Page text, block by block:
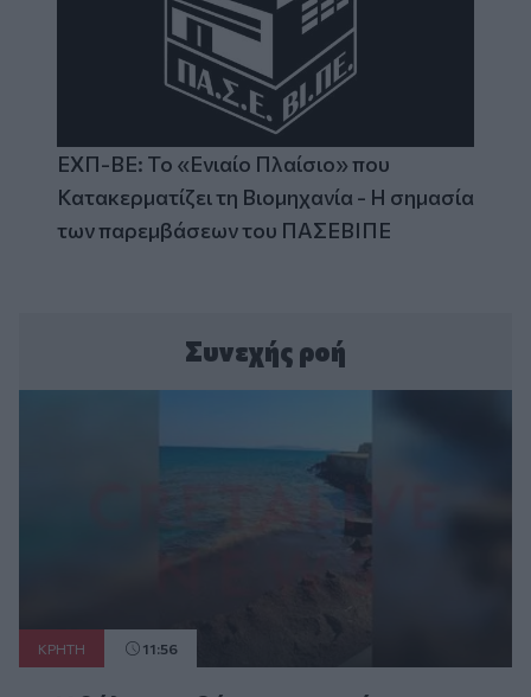
ΕΧΠ-ΒΕ: Το «Ενιαίο Πλαίσιο» που
Κατακερματίζει τη Βιομηχανία - Η σημασία
των παρεμβάσεων του ΠΑΣΕΒΙΠΕ
Συνεχής ροή
ΚΡΗΤΗ 11:56